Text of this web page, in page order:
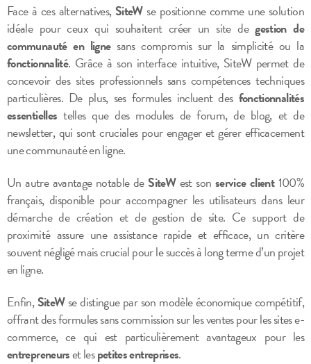
Face à ces alternatives, SiteWse positionne comme une solution
idéale pour ceux qui souhaitent créer un site degestion de
communauté en lignesans compromis sur la simplicité ou la
fonctionnalité. Grâce à son interface intuitive, SiteW permet de
concevoir des sites professionnels sans compétences techniques
particulières. De plus, ses formules incluent des fonctionnalités
essentielles telles que des modules de forum, de blog, et de
newsletter, qui sont cruciales pour engager et gérer efficacement
une communauté en ligne.
Un autre avantage notable de SiteWest son service client100%
français, disponible pour accompagner les utilisateurs dans leur
démarche de création et de gestion de site. Ce support de
proximité assure une assistance rapide et efficace, un critère
souvent négligé mais crucial pour le succès à long terme d’un projet
en ligne.
Enfin,SiteWse distingue par son modèle économique compétitif,
offrant des formules sans commission sur les ventes pour les sites e-
commerce, ce qui est particulièrement avantageux pour les
entrepreneurset lespetites entreprises.